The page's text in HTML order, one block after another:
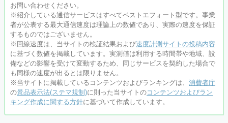
お問い合わせください。
※紹介している通信サービスはすべてベストエフォート型です。事業
者が公表する最大通信速度は理論上の数値であり、実際の速度を保証
するものではございません。
※回線速度は、当サイトの検証結果および速度計測サイトの投稿内容
に基づく数値を掲載しています。実測値は利用する時間帯や地域、設
備などの影響を受けて変動するため、同じサービスを契約した場合で
も同様の速度が出るとは限りません。
※当サイトに掲載しているコンテンツおよびランキングは、 消費者庁
の景品表示法(ステマ規制)に則った当サイトのコンテンツおよびラン
キング作成に関する方針に基づいて作成しています。